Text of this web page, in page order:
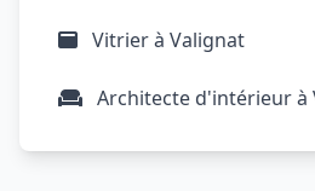
Vitrier à Valignat
Architecte d'intérieur à